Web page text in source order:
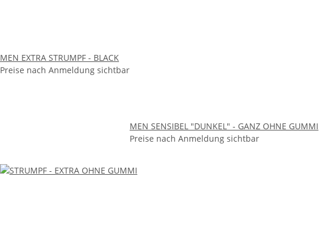
MEN EXTRA STRUMPF - BLACK
Preise nach Anmeldung sichtbar
MEN SENSIBEL "DUNKEL" - GANZ OHNE GUMMI
Preise nach Anmeldung sichtbar